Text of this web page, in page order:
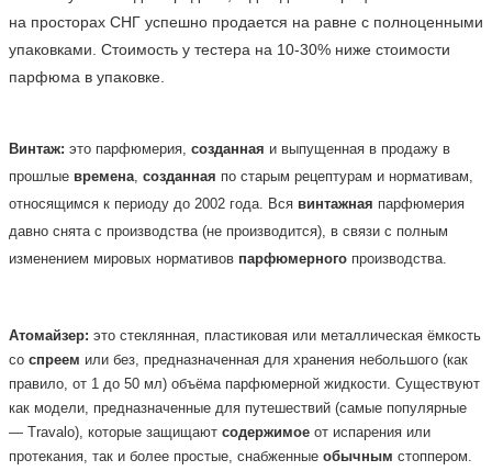
на просторах СНГ успешно продается на равне с полноценными
упаковками. Стоимость у тестера на 10-30% ниже стоимости
парфюма в упаковке.
Винтаж: это парфюмерия, созданная и выпущенная в продажу в
прошлые времена, созданная по старым рецептурам и нормативам,
относящимся к периоду до 2002 года. Вся винтажная парфюмерия
давно снята с производства (не производится), в связи с полным
изменением мировых нормативов парфюмерного производства.
Атомайзер: это стеклянная, пластиковая или металлическая ёмкость
со спреем или без, предназначенная для хранения небольшого (как
правило, от 1 до 50 мл) объёма парфюмерной жидкости. Существуют
как модели, предназначенные для путешествий (самые популярные
— Travalo), которые защищают содержимое от испарения или
протекания, так и более простые, снабженные обычным стоппером.